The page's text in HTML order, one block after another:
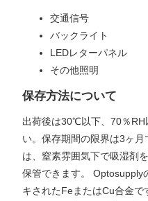
交通信号
バックライト
LEDレターパネル
その他照明
保存方法について
出荷後は30℃以下、70％RH
い。保存期間の限界は3ヶ
は、窒素雰囲気下で吸湿剤
保管できます。 Optosupply
キされたFeまたはCu合金